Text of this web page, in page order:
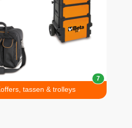
tassen & trolleys
7